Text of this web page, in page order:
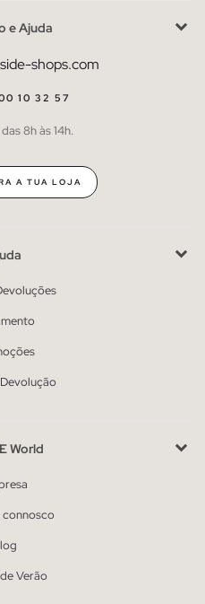
e Ajuda
shops.com
10 32 57
8h às 14h.
A TUA LOJA
World
connosco
Verão